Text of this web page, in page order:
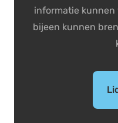
informatie kunnen
bijeen kunnen